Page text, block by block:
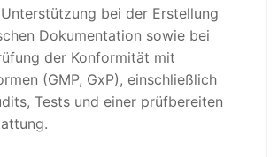
bei der Erstellung
Dokumentation sowie bei
der Konformität mit
(GMP, GxP), einschließlich
Tests und einer prüfbereiten